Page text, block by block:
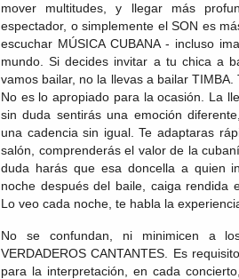
mover multitudes, y llegar más
espectador, o simplemente el SON es
escuchar MÚSICA CUBANA - incluso
mundo. Si decides invitar a tu chica a
vamos bailar, no la llevas a bailar
No es lo apropiado para la ocasión. La
sin duda sentirás una emoción
una cadencia sin igual. Te adaptaras
salón, comprenderás el valor de la
duda harás que esa doncella a quien
noche después del baile, caiga rendida
Lo veo cada noche, te habla la
No se confundan, ni minimicen a
VERDADEROS CANTANTES. Es
para la interpretación, en cada